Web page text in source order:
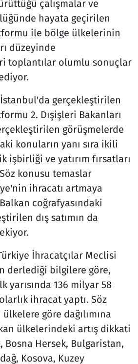
çalışmalar ve
hayata geçirilen
ile bölge ülkelerinin
düzeyinde
toplantılar olumlu sonuçlar
İstanbul'da gerçekleştirilen
2. Dışişleri Bakanları
görüşmelerde
konuların yanı sıra ikili
işbirliği ve yatırım fırsatları
konusu temaslar
ihracatı artmaya
coğrafyasındaki
dış satımın da
İhracatçılar Meclisi
derlediği bilgilere göre,
yarısında 136 milyar 58
ihracat yaptı. Söz
göre dağılımına
ülkelerindeki artış dikkati
Bosna Hersek, Bulgaristan,
Kosova, Kuzey